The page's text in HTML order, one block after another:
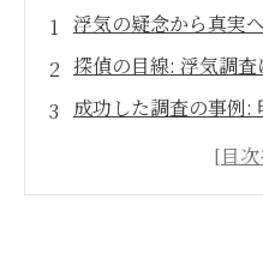
浮気の疑念から真実
探偵の目線: 浮気調
成功した調査の事例:
依頼者の声: 浮気調
探偵業界の最新情報